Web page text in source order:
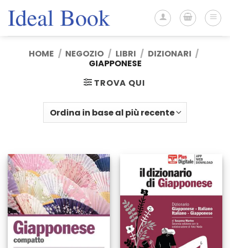
HOME / NEGOZIO / LIBRI / DIZIONARI /
GIAPPONESE
TROVA QUI